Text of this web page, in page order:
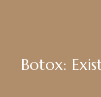
Botox: